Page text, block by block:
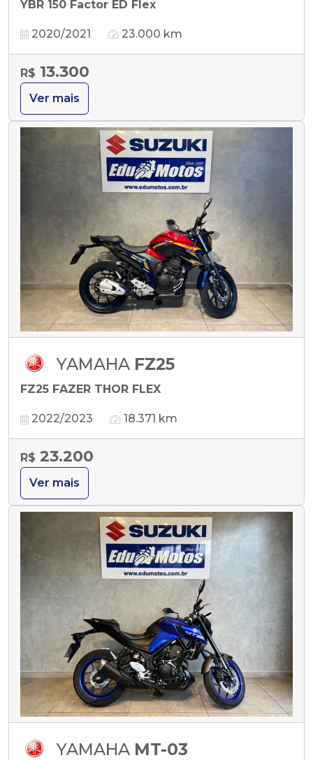
YBR 150 Factor ED Flex
2020/2021 23.000 km
R$ 13.300
Ver mais
YAMAHA FZ25
FZ25 FAZER THOR FLEX
2022/2023 18.371 km
R$ 23.200
Ver mais
YAMAHA MT-03